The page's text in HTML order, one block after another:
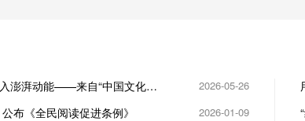
澎湃动能——来自“中国文化产
2026-05-26
布《全民阅读促进条例》 2026-01-09